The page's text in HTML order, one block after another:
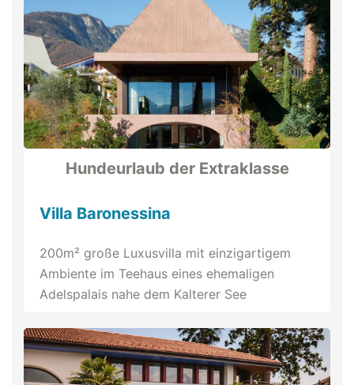
Hundeurlaub der Extraklasse
Villa Baronessina
200m² große Luxusvilla mit einzigartigem
Ambiente im Teehaus eines ehemaligen
Adelspalais nahe dem Kalterer See